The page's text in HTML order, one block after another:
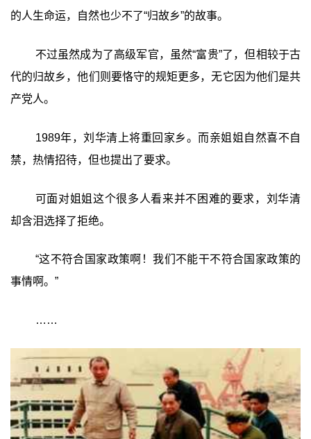
的人生命运，自然也少不了“归故乡”的故事。
不过虽然成为了高级军官，虽然“富贵”了，但相较于古
代的归故乡，他们则要恪守的规矩更多，无它因为他们是共
产党人。
1989年，刘华清上将重回家乡。而亲姐姐自然喜不自
禁，热情招待，但也提出了要求。
可面对姐姐这个很多人看来并不困难的要求，刘华清
却含泪选择了拒绝。
“这不符合国家政策啊！我们不能干不符合国家政策的
事情啊。”
……